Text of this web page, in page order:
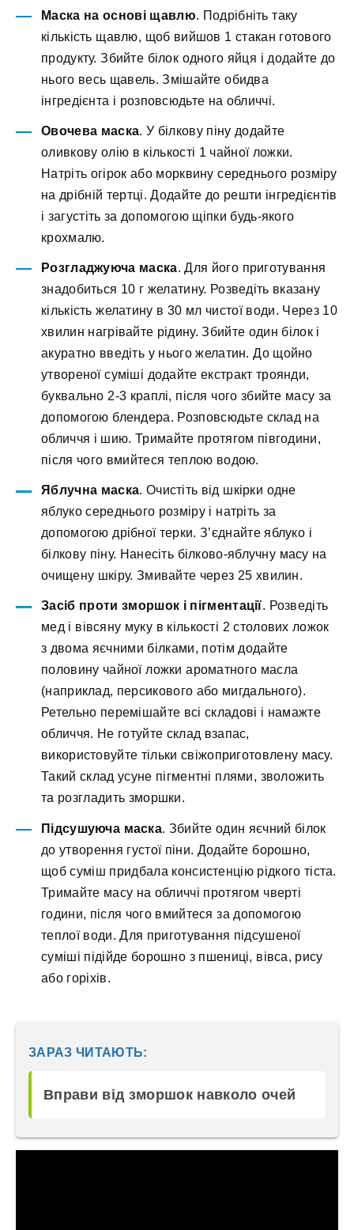
Маска на основі щавлю. Подрібніть таку
кількість щавлю, щоб вийшов 1 стакан готового
продукту. Збийте білок одного яйця і додайте до
нього весь щавель. Змішайте обидва
інгредієнта і розповсюдьте на обличчі.
Овочева маска. У білкову піну додайте
оливкову олію в кількості 1 чайної ложки.
Натріть огірок або морквину середнього розміру
на дрібній тертці. Додайте до решти інгредієнтів
і загустіть за допомогою щіпки будь-якого
крохмалю.
Розгладжуюча маска. Для його приготування
знадобиться 10 г желатину. Розведіть вказану
кількість желатину в 30 мл чистої води. Через 10
хвилин нагрівайте рідину. Збийте один білок і
акуратно введіть у нього желатин. До щойно
утвореної суміші додайте екстракт троянди,
буквально 2-3 краплі, після чого збийте масу за
допомогою блендера. Розповсюдьте склад на
обличчя і шию. Тримайте протягом півгодини,
після чого вмийтеся теплою водою.
Яблучна маска. Очистіть від шкірки одне
яблуко середнього розміру і натріть за
допомогою дрібної терки. З’єднайте яблуко і
білкову піну. Нанесіть білково-яблучну масу на
очищену шкіру. Змивайте через 25 хвилин.
Засіб проти зморшок і пігментації. Розведіть
мед і вівсяну муку в кількості 2 столових ложок
з двома яєчними білками, потім додайте
половину чайної ложки ароматного масла
(наприклад, персикового або мигдального).
Ретельно перемішайте всі складові і намажте
обличчя. Не готуйте склад взапас,
використовуйте тільки свіжоприготовлену масу.
Такий склад усуне пігментні плями, зволожить
та розгладить зморшки.
Підсушуюча маска. Збийте один яєчний білок
до утворення густої піни. Додайте борошно,
щоб суміш придбала консистенцію рідкого тіста.
Тримайте масу на обличчі протягом чверті
години, після чого вмийтеся за допомогою
теплої води. Для приготування підсушеної
суміші підійде борошно з пшениці, вівса, рису
або горіхів.
ЗАРАЗ ЧИТАЮТЬ:
Вправи від зморшок навколо очей